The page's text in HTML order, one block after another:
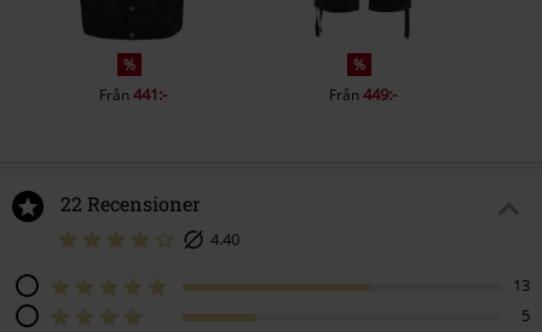
%
Från441:-
%
Från449:-
22 Recensioner
4.40
13
5